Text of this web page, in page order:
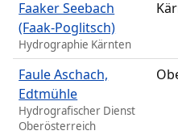
Faaker Seebach
(Faak-Poglitsch)
Hydrographie Kärnten
Faule Aschach,
Edtmühle
Hydrografischer Dienst
Oberösterreich